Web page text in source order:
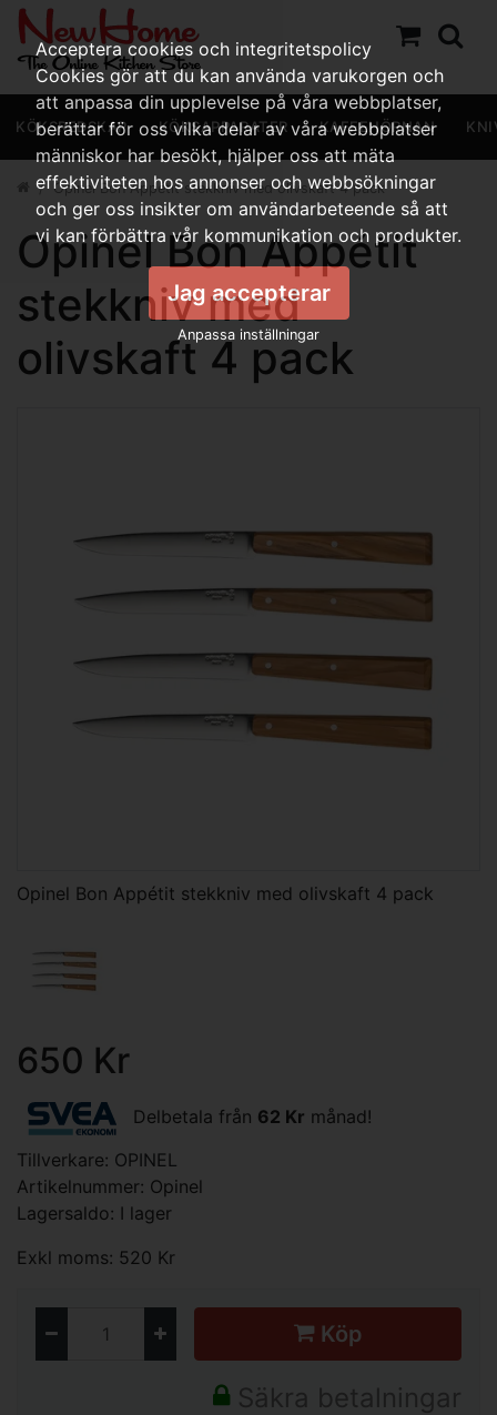
KÖKSREDSKAP KÖKSAPPARATER KAFFEHÖRNAN
Opinel Bon Appétit stekkniv med olivskaft 4 pack
Opinel Bon Appétit
stekkniv med
olivskaft 4 pack
Opinel Bon Appétit stekkniv med olivskaft 4 pack
650 Kr
Delbetala från 62 Kr månad!
Tillverkare: OPINEL
Artikelnummer: Opinel
Lagersaldo: I lager
Exkl moms: 520 Kr
Köp
Säkra betalningar
Acceptera cookies och integritetspolicy
Cookies gör att du kan använda varukorgen och
att anpassa din upplevelse på våra webbplatser,
berättar för oss vilka delar av våra webbplatser
människor har besökt, hjälper oss att mäta
effektiviteten hos annonser och webbsökningar
och ger oss insikter om användarbeteende så att
vi kan förbättra vår kommunikation och produkter.
Jag accepterar
Anpassa inställningar